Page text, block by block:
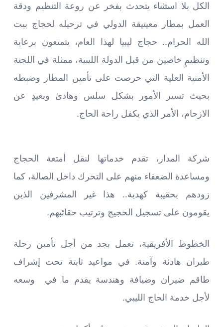
الكل بلا استثناء يتحدث بفخر عن روعة التنظيم ودقة
العمل بمطار معيتيقة الدولي في ترحيله لحجاج بيت
الله الحرام.. حجاج ليبيا لهذا العام، يتمتعون برعاية
وتنظيمٍ خاصين من قبل الدولة الليبية، ممثلة في اللجنة
الأمنية العلية التي حرصت على تأمين المطار وضبطه
بحيث تسير الأمور بشكل سلس وهادئ وبعيدٍ عن
الازحام، الأمر الذي يكفل راحة الحاج.
شركة المدار، تقدم خدماتها لنقل أمتعة الحجاج
ومساعدة الضعفاء منهم على التحرك داخل الصالة، كما
زودهم بحقيبة كهدية.. هذا غير المشرفين الذين
يقومون على تسجيل الحجيج وترتيب حقائبهم.
الخطوط الأفريقية، تعمل بجد من أجل تأمين رحلة
طيران هادئة وآمنة. في مواعيد ثابتة تحت إشراف
طاقم ضيران وضيافة وهندسة يقدم ما في وسعه
لأجل خدمة الحاج الليبي.